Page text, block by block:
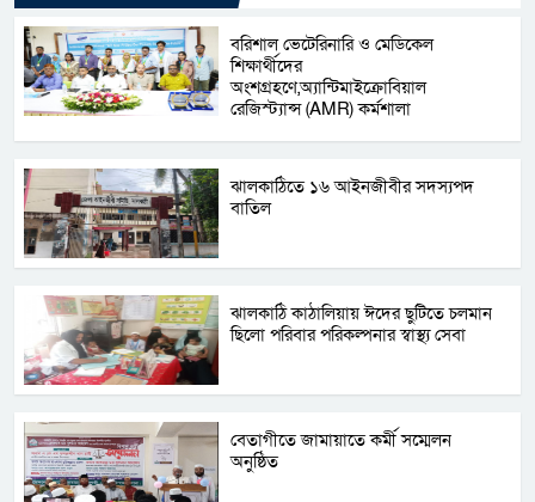
বরিশাল ভেটেরিনারি ও মেডিকেল
শিক্ষার্থীদের
অংশগ্রহণে,অ্যান্টিমাইক্রোবিয়াল
রেজিস্ট্যান্স (AMR) কর্মশালা
ঝালকাঠিতে ১৬ আইনজীবীর সদস্যপদ
বাতিল
ঝালকাঠি কাঠালিয়ায় ঈদের ছুটিতে চলমান
ছিলো পরিবার পরিকল্পনার স্বাস্থ্য সেবা
বেতাগীতে জামায়াতে কর্মী সম্মেলন
অনুষ্ঠিত